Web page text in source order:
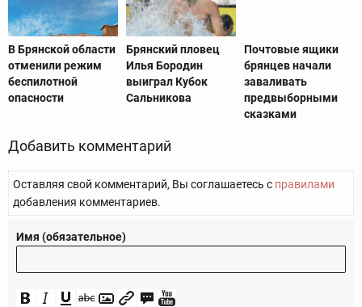
В Брянской области
отменили режим
беспилотной
опасности
Брянский пловец
Илья Бородин
выиграл Кубок
Сальникова
Почтовые ящики
брянцев начали
заваливать
предвыборными
сказками
Добавить комментарий
Оставляя свой комментарий, Вы соглашаетесь с правилами
добавления комментариев.
Имя (обязательное)